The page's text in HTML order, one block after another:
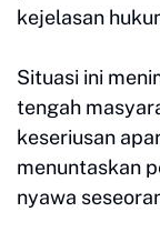
kejelasan
Situasi ini
tengah
keseriusan
menuntaskan
nyawa